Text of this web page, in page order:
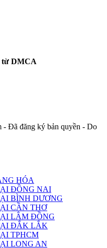
từ DMCA
Đã đăng ký bản quyền - Do
HÓA
ĐỒNG NAI
BÌNH DƯƠNG
CẦN THƠ
LÂM ĐỒNG
ĐẮK LẮK
TPHCM
LONG AN